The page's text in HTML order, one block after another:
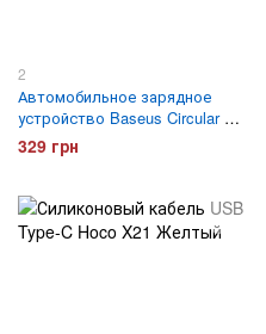
2
Автомобильное зарядное
устройство Baseus Circular 2
USB 5A QC 3.0 (CCALL-YD01)
329 грн